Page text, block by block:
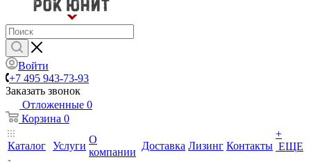
Войти
+7 495 943-73-93
Заказать звонок
Отложенные 0
Корзина 0
Каталог Услуги
О
компании
Доставка Лизинг Контакты
+
ЕЩЕ